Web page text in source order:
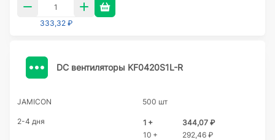
333,32 ₽
DC вентиляторы KF0420S1L-R
JAMICON 500 шт
2-4 дня 1 +
344,07 ₽
10 +
292,46 ₽